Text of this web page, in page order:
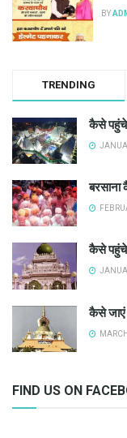
BY
TRENDING
कैसे पहुंचे
कैसे पहुंचे
कैसे जाएं
FIND US ON